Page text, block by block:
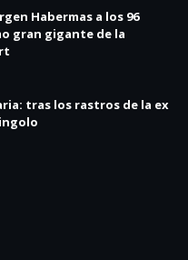
Habermas a los 96
gran gigante de la
tras los rastros de la ex